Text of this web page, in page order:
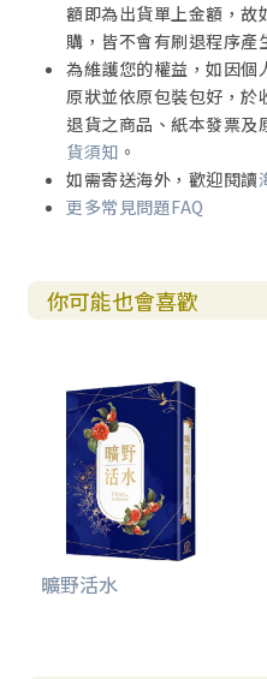
神藉著耶穌基督的寶血，
基督的聖名，神賜給我們
真道在我們心中運行，用寶
更新轉變我們的性情，使
德。聖靈賜我們新心、新
潔的生活。
我們靠著聖靈的幫助，勝過肉
額即為出貨單上金額，故
購，皆不會有刷退程序產
為維護您的權益，如因個
原狀並依原包裝包好，於
退貨之商品、紙本發票及
貨須知 。
如需寄送海外，歡迎閱讀
更多常見問題FAQ
你可能也會喜歡
曠野活水